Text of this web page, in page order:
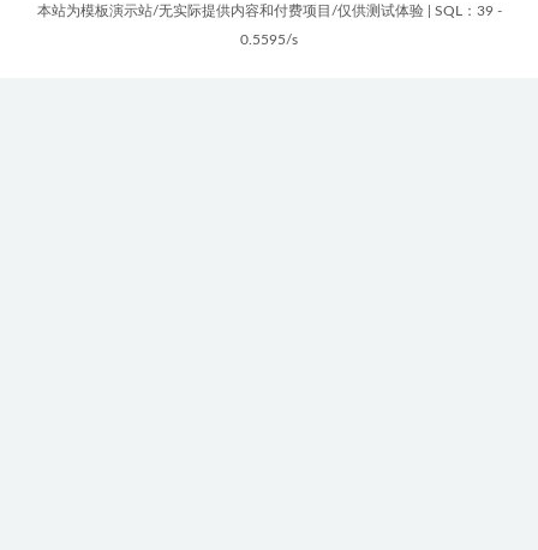
本站为模板演示站/无实际提供内容和付费项目/仅供测试体验
SQL：39 -
0.5595/s